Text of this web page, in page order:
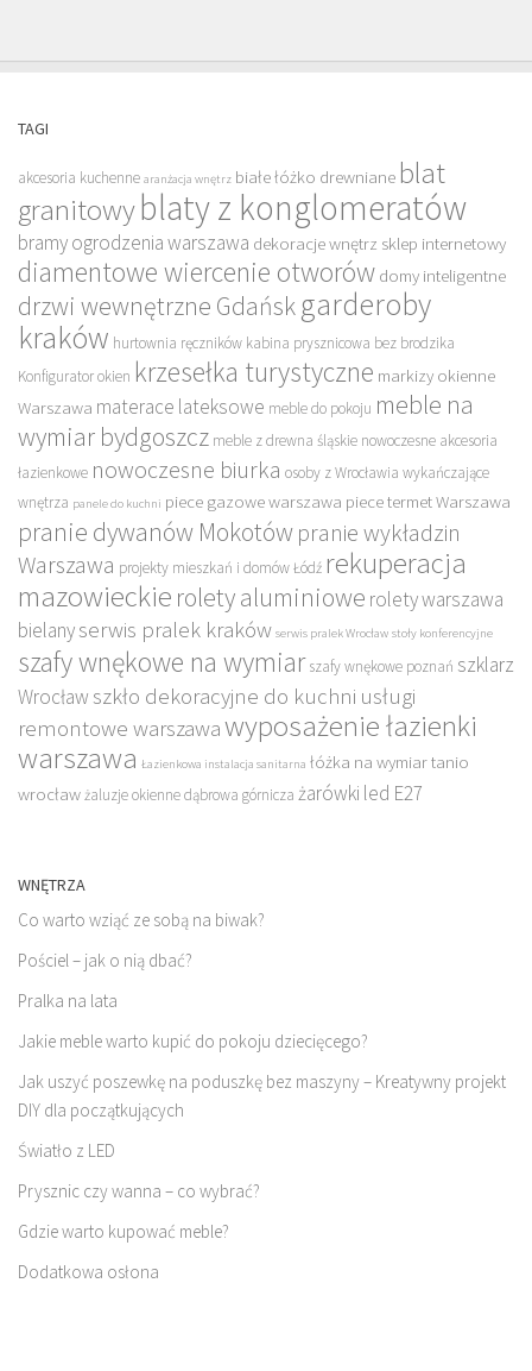
TAGI
akcesoria kuchenne aranżacja wnętrz białe łóżko drewniane blat
granitowyblaty z konglomeratów
bramy ogrodzenia warszawa dekoracje wnętrz sklep internetowy
diamentowe wiercenie otworów domy inteligentne
drzwi wewnętrzne Gdańsk garderoby
kraków hurtownia ręczników kabina prysznicowa bez brodzika
Konfigurator okien krzesełka turystyczne markizy okienne
Warszawa materace lateksowe meble do pokoju meble na
wymiar bydgoszcz meble z drewna śląskie nowoczesne akcesoria
łazienkowe nowoczesne biurka osoby z Wrocławia wykańczające
wnętrza panele do kuchni piece gazowe warszawa piece termet Warszawa
pranie dywanów Mokotów pranie wykładzin
Warszawa projekty mieszkań i domów Łódź rekuperacja
mazowieckie rolety aluminiowe rolety warszawa
bielanyserwis pralek kraków serwis pralek Wrocław stoły konferencyjne
szafy wnękowe na wymiar szafy wnękowe poznań szklarz
Wrocław szkło dekoracyjne do kuchni usługi
remontowe warszawawyposażenie łazienki
warszawa Łazienkowa instalacja sanitarna łóżka na wymiar tanio
wrocławżaluzje okienne dąbrowa górnicza żarówki led E27
WNĘTRZA
Co warto wziąć ze sobą na biwak?
Pościel – jak o nią dbać?
Pralka na lata
Jakie meble warto kupić do pokoju dziecięcego?
Jak uszyć poszewkę na poduszkę bez maszyny – Kreatywny projekt
DIY dla początkujących
Światło z LED
Prysznic czy wanna – co wybrać?
Gdzie warto kupować meble?
Dodatkowa osłona